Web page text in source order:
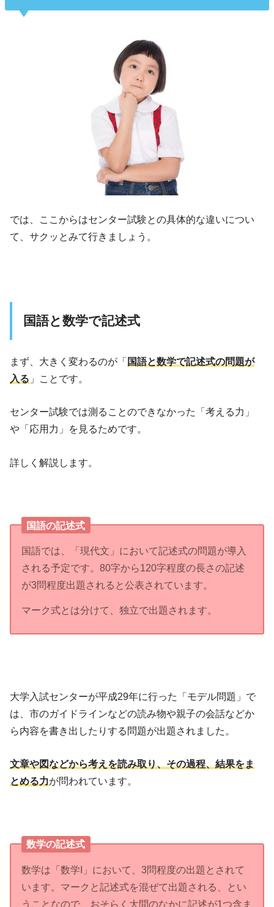
では、ここからはセンター試験との具体的な違いについ
て、サクッとみて行きましょう。
国語と数学で記述式
まず、大きく変わるのが「 国語と数学で記述式の問題が
入る 」ことです。
センター試験では測ることのできなかった「考える力」
や「応用力」を見るためです。
詳しく解説します。
国語の記述式
国語では、「現代文」において記述式の問題が導入
される予定です。80字から120字程度の長さの記述
が3問程度出題されると公表されています。
マーク式とは分けて、独立で出題されます。
大学入試センターが平成29年に行った「モデル問題」で
は、市のガイドラインなどの読み物や親子の会話などか
ら内容を書き出したりする問題が出題されました。
文章や図などから考えを読み取り、その過程、結果をま
とめる力が問われています。
数学の記述式
数学は「数学I」において、3問程度の出題とされて
います。マークと記述式を混ぜて出題される、とい
うことなので、おそらく大問のなかに記述が1つ含ま